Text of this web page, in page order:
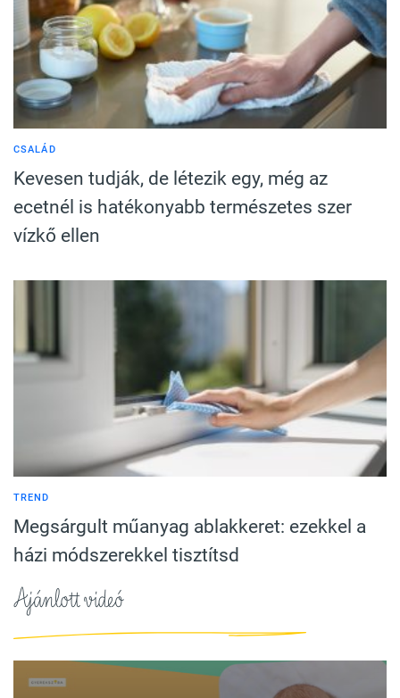
CSALÁD
Kevesen tudják, de létezik egy, még az
ecetnél is hatékonyabb természetes szer
vízkő ellen
TREND
Megsárgult műanyag ablakkeret: ezekkel a
házi módszerekkel tisztítsd
Ajánlott videó